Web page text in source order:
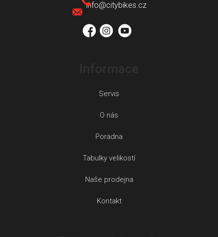
info@citybikes.cz
Servis
O nás
Poradna
Tabulky velikostí
Naše prodejna
Kontakt